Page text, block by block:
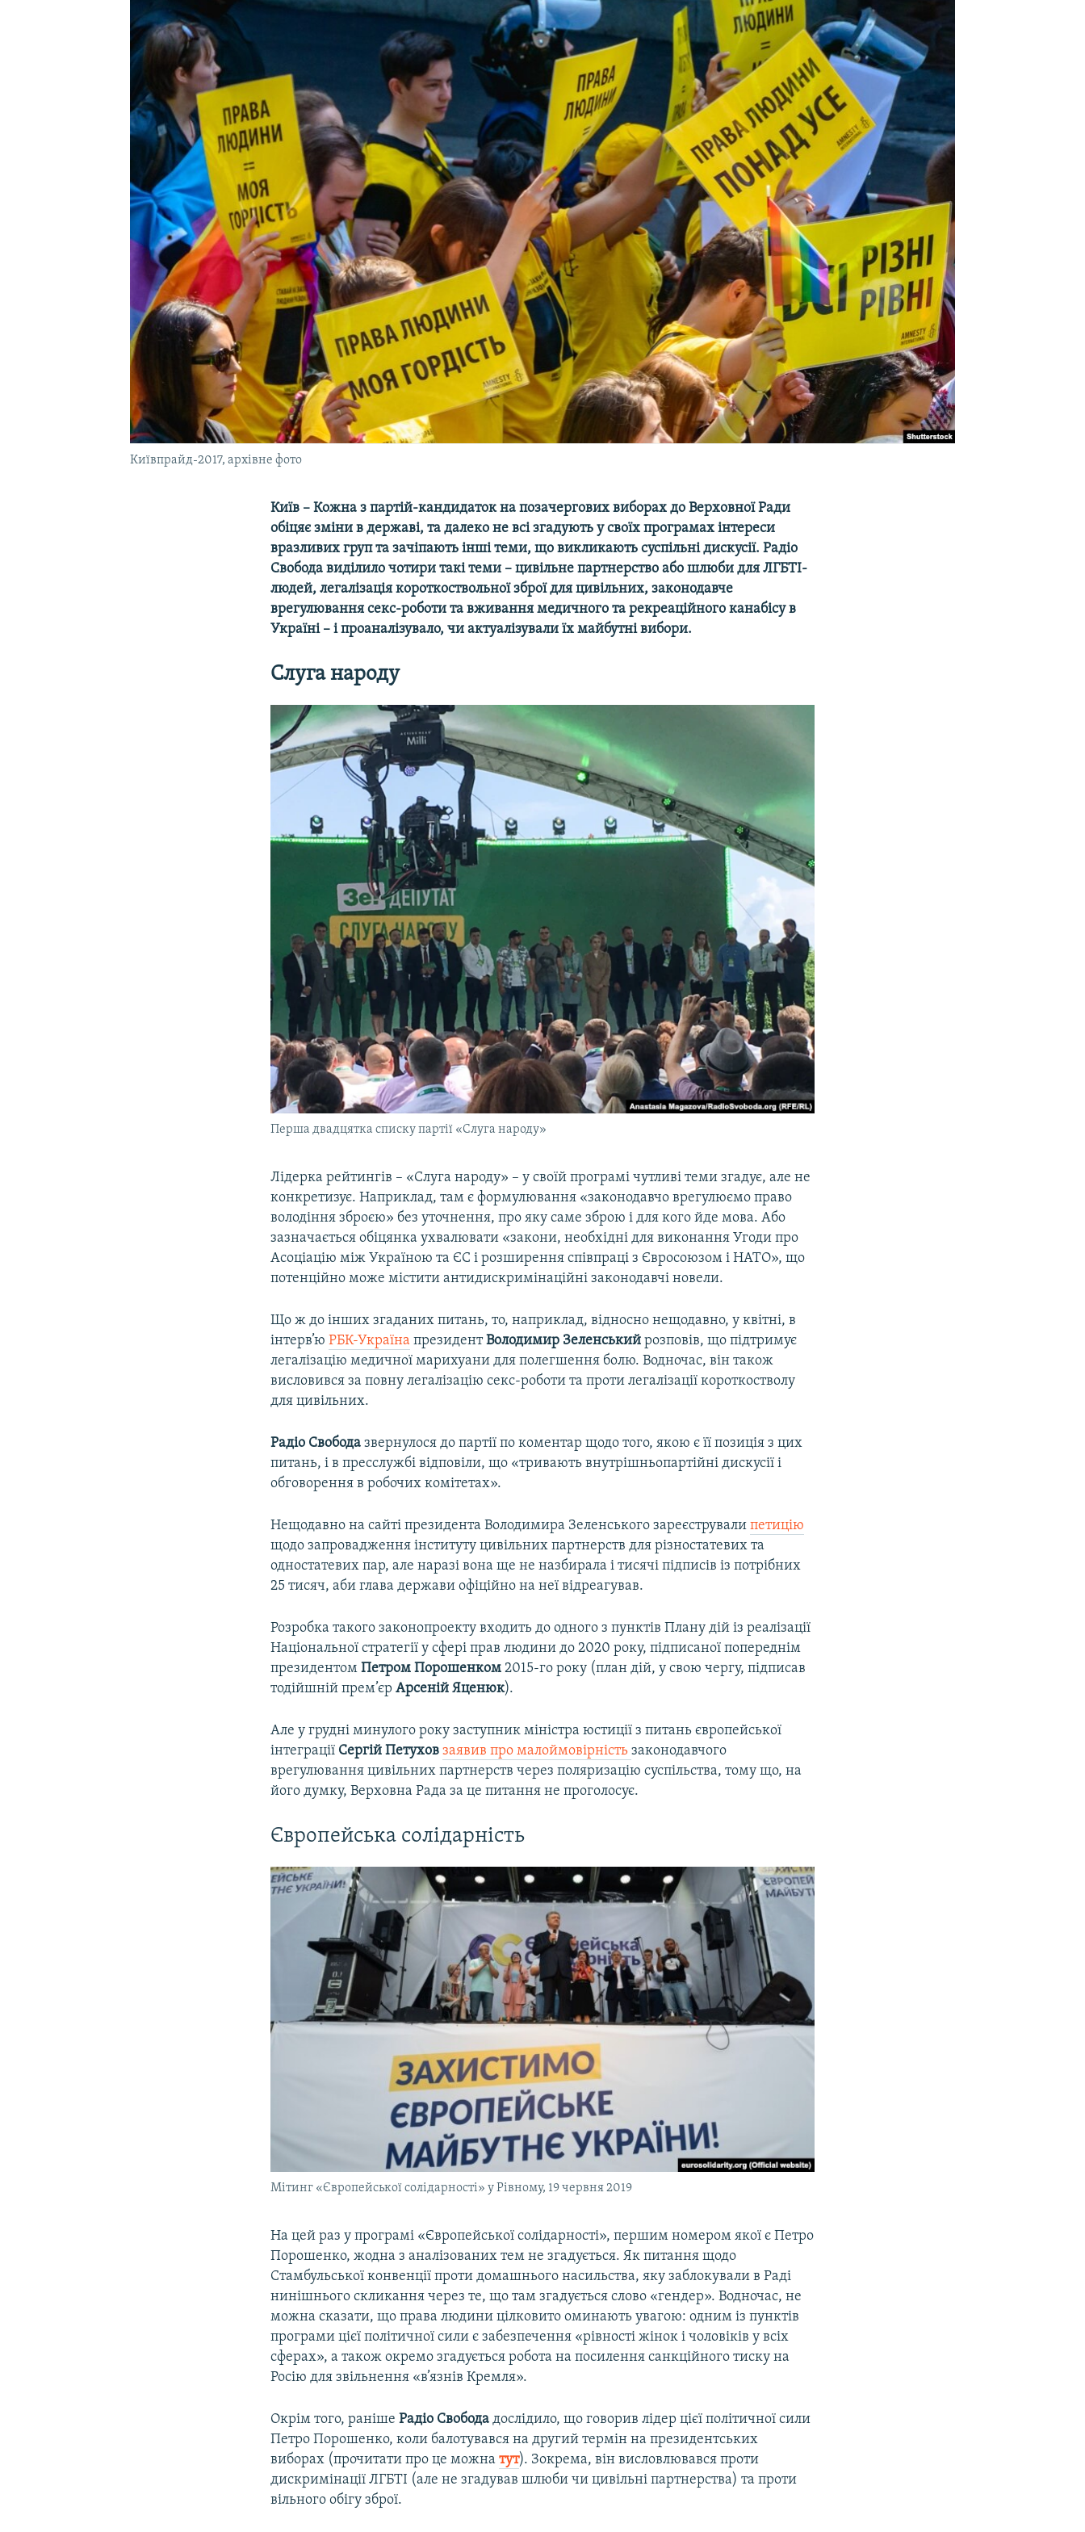
УКРАЇНСЬКА ПРОБЛЕМА КРИМУ
Київпрайд-2017, архівне фото
Київ – Кожна з партій-кандидаток на позачергових виборах до Верховної Ради
обіцяє зміни в державі, та далеко не всі згадують у своїх програмах інтереси
вразливих груп та зачіпають інші теми, що викликають суспільні дискусії. Радіо
Свобода виділило чотири такі теми – цивільне партнерство або шлюби для ЛГБТІ-
людей, легалізація короткоствольної зброї для цивільних, законодавче
врегулювання секс-роботи та вживання медичного та рекреаційного канабісу в
Україні – і проаналізувало, чи актуалізували їх майбутні вибори.
Слуга народу
Перша двадцятка списку партії «Слуга народу»
Лідерка рейтингів – «Слуга народу» – у своїй програмі чутливі теми згадує, але не
конкретизує. Наприклад, там є формулювання «законодавчо врегулюємо право
володіння зброєю» без уточнення, про яку саме зброю і для кого йде мова. Або
зазначається обіцянка ухвалювати «закони, необхідні для виконання Угоди про
Асоціацію між Україною та ЄС і розширення співпраці з Євросоюзом і НАТО», що
потенційно може містити антидискримінаційні законодавчі новели.
Що ж до інших згаданих питань, то, наприклад, відносно нещодавно, у квітні, в
інтерв’юРБК-Україна президентВолодимир Зеленський розповів, що підтримує
легалізацію медичної марихуани для полегшення болю. Водночас, він також
висловився за повну легалізацію секс-роботи та проти легалізації короткостволу
для цивільних.
Радіо Свобода звернулося до партії по коментар щодо того, якою є її позиція з цих
питань, і в пресслужбі відповіли, що «тривають внутрішньопартійні дискусії і
обговорення в робочих комітетах».
Нещодавно на сайті президента Володимира Зеленського зареєструвалипетицію
щодо запровадження інституту цивільних партнерств для різностатевих та
одностатевих пар, але наразі вона ще не назбирала і тисячі підписів із потрібних
25 тисяч, аби глава держави офіційно на неї відреагував.
Розробка такого законопроекту входить до одного з пунктів Плану дій із реалізації
Національної стратегії у сфері прав людини до 2020 року, підписаної попереднім
президентомПетром Порошенком 2015-го року (план дій, у свою чергу, підписав
тодійшній прем’єрАрсеній Яценюк).
Але у грудні минулого року заступник міністра юстиції з питань європейської
інтеграції Сергій Петухов заявив про малоймовірністьзаконодавчого
врегулювання цивільних партнерств через поляризацію суспільства, тому що, на
його думку, Верховна Рада за це питання не проголосує.
Європейська солідарність
Мітинг «Європейської солідарності» у Рівному, 19 червня 2019
На цей раз у програмі «Європейської солідарності», першим номером якої є Петро
Порошенко, жодна з аналізованих тем не згадується. Як питання щодо
Стамбульської конвенції проти домашнього насильства, яку заблокували в Раді
нинішнього скликання через те, що там згадується слово «гендер». Водночас, не
можна сказати, що права людини цілковито оминають увагою: одним із пунктів
програми цієї політичної сили є забезпечення «рівності жінок і чоловіків у всіх
сферах», а також окремо згадується робота на посилення санкційного тиску на
Росію для звільнення «в’язнів Кремля».
Окрім того, ранішеРадіо Свобода дослідило, що говорив лідер цієї політичної сили
Петро Порошенко, коли балотувався на другий термін на президентських
виборах (прочитати про це можнатут). Зокрема, він висловлювався проти
дискримінації ЛГБТІ (але не згадував шлюби чи цивільні партнерства) та проти
вільного обігу зброї.